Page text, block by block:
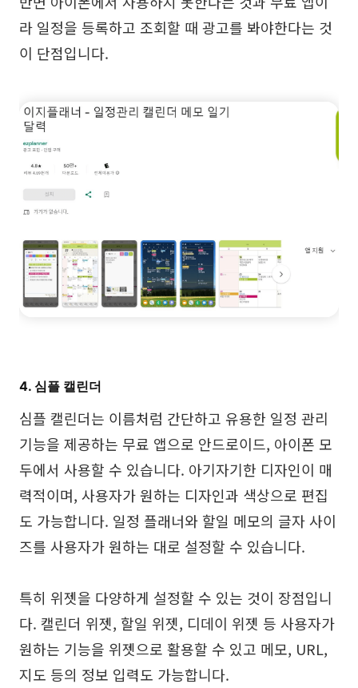
라 일정을 등록하고 조회할 때 광고를 봐야한다는 것
이 단점입니다.
4. 심플 캘린더
심플 캘린더는 이름처럼 간단하고 유용한 일정 관리
기능을 제공하는 무료 앱으로 안드로이드, 아이폰 모
두에서 사용할 수 있습니다. 아기자기한 디자인이 매
력적이며, 사용자가 원하는 디자인과 색상으로 편집
도 가능합니다. 일정 플래너와 할일 메모의 글자 사이
즈를 사용자가 원하는 대로 설정할 수 있습니다.
특히 위젯을 다양하게 설정할 수 있는 것이 장점입니
다. 캘린더 위젯, 할일 위젯, 디데이 위젯 등 사용자가
원하는 기능을 위젯으로 활용할 수 있고 메모, URL,
지도 등의 정보 입력도 가능합니다.